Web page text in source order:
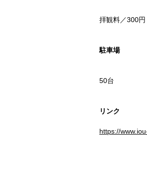
拝観料／300円
駐車場
50台
リンク
https://